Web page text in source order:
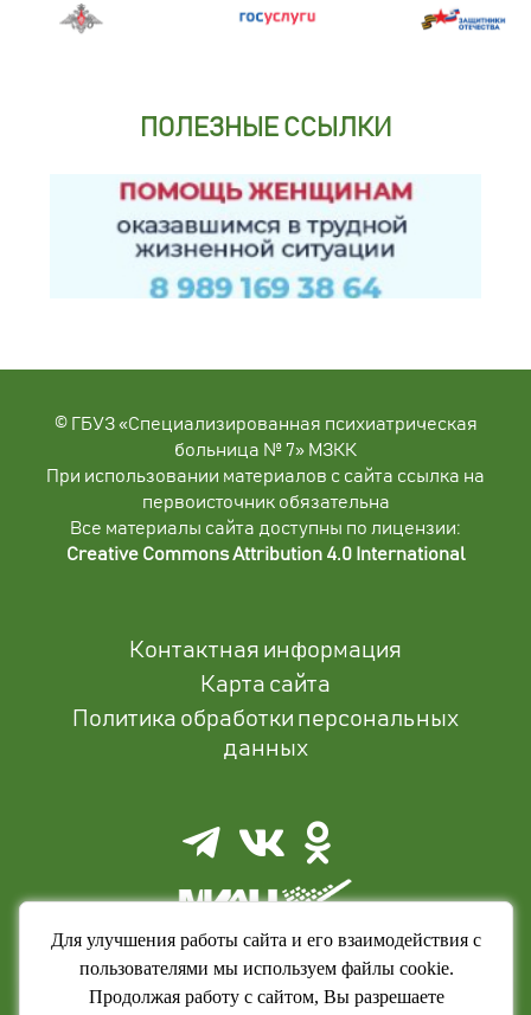
ПОЛЕЗНЫЕ ССЫЛКИ
© ГБУЗ «Специализированная психиатрическая
больница № 7» МЗКК
При использовании материалов с сайта ссылка на
первоисточник обязательна
Все материалы сайта доступны по лицензии:
Creative Commons Attribution 4.0 International
Для улучшения работы сайта и его взаимодействия с
пользователями мы используем файлы cookie.
Продолжая работу с сайтом, Вы разрешаете
Контактная информация
Карта сайта
Политика обработки персональных
данных